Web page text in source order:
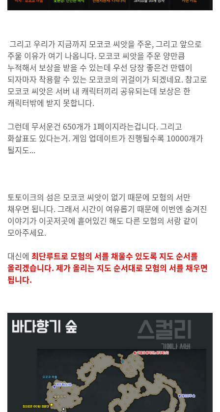
그리고 우리가 지금까지 모코코 씨앗을 주운, 그리고 앞으로
주울 이유가 여기 나옵니다. 모코코 씨앗을 주운 양만큼
누적해서 보상을 받을 수 있는데 우선 당장 좋은건 만렙이
되자마자 착용할 수 있는 모코코의 귀걸이가 되겠네요. 참고로
모코코 씨앗은 서버 내 캐릭터끼리 공유되는데 보상은 한
캐릭터밖에 받지 못합니다.
그런데 무서운건 650개가 1페이지라는겁니다. 그리고
화살표도 있다는거. 게임 업데이트가 진행될수록 10000개가
될지도...
토토이크의 섬은 모코코 씨앗이 없기 때문에 모험의 서만
채우면 됩니다. 그래서 시간이 여유롭기 때문에 이번엔 숨겨진
이야기가 이곳저곳에 흩어있긴 해도 다른 모험의 서랑 같이
모아주세요.
대신에 최단루트로 모험의 서를 채울수 있도록 지도 순서를
올리겠습니다. 제가 올리는 지도 순서대로 모험의 서를 채우면
됩니다.